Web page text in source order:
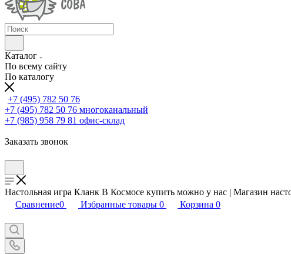
Каталог
По всему сайту
По каталогу
+7 (495) 782 50 76
+7 (495) 782 50 76 многоканальный
+7 (985) 958 79 81 офис-склад
Заказать звонок
Настольная игра Кланк В Космосе купить можно у нас | Магазин
Сравнение0 Избранные товары 0 Корзина 0